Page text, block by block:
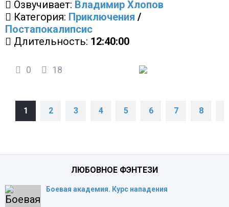
Озвучивает: Владимир Хлопов
Категория: Приключения /
Постапокалипсис
Длительность: 12:40:00
0 18
1 2 3 4 5 6 7 8
ЛЮБОВНОЕ ФЭНТЕЗИ
Боевая академия. Курс нападения